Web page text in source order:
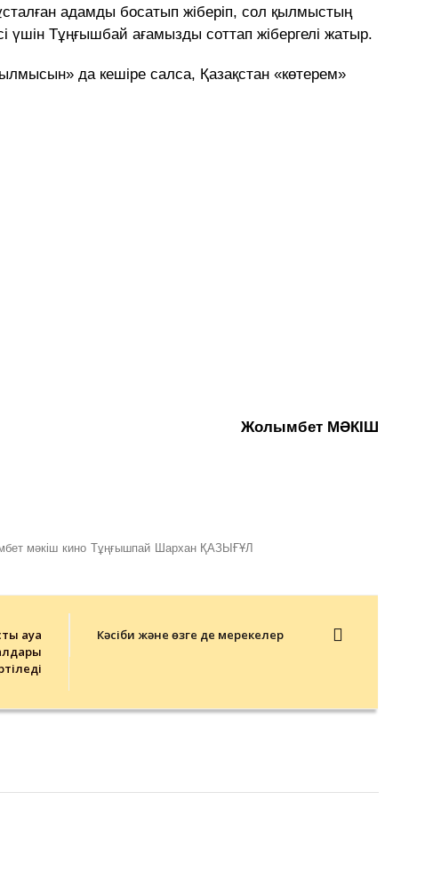
адамды босатып жіберіп, сол қылмыстың
үшін Тұңғышбай ағамызды соттап жібергелі жатыр.
да кешіре салса, Қазақстан «көтерем»
Жолымбет МӘКІШ
мәкіш кино Тұңғышпай Шархан ҚАЗЫҒҰЛ
ауа
Кәсіби және өзге де мерекелер